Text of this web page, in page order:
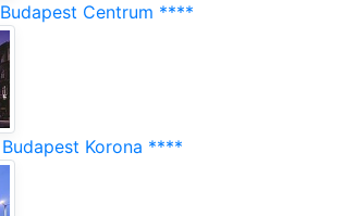
Centrum ****
Korona ****